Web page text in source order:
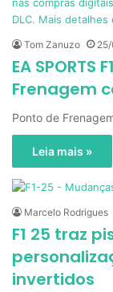
Tom Zanuzo
EA
Frenagem
Ponto de
Leia mais »
Marcelo Rodrigues
F1 25 traz
invertidos